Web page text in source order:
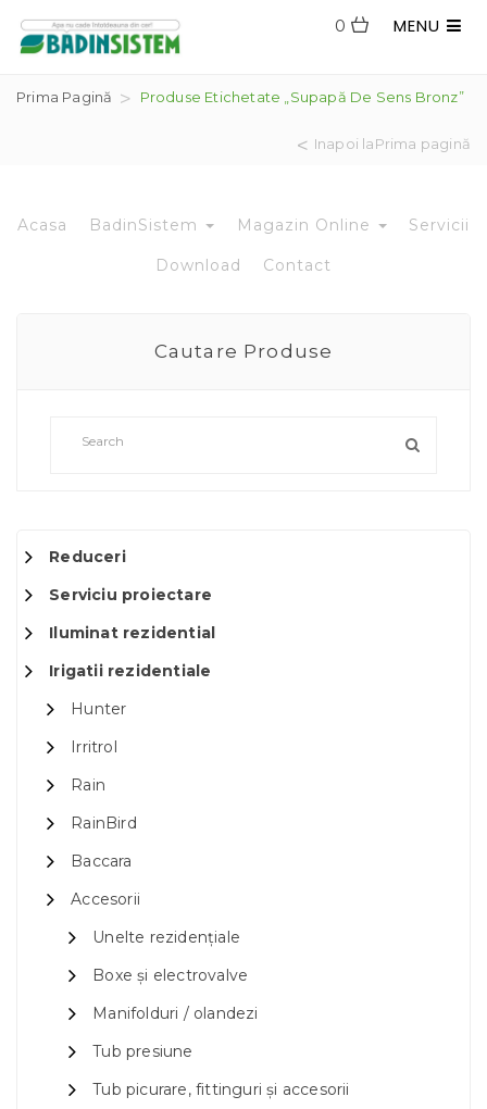
MENU
0
Prima Pagină Produse Etichetate „Supapă De Sens Bronz”
Inapoi laPrima pagină
Acasa BadinSistem Magazin Online Servicii
Download Contact
Cautare Produse
Reduceri
Serviciu proiectare
Iluminat rezidential
Irigatii rezidentiale
Hunter
Irritrol
Rain
RainBird
Baccara
Accesorii
Unelte rezidențiale
Boxe și electrovalve
Manifolduri / olandezi
Tub presiune
Tub picurare, fittinguri și accesorii